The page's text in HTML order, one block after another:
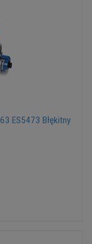
ES5473 Błękitny